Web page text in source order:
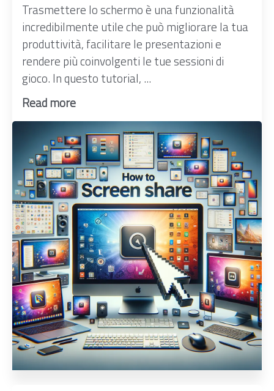
Trasmettere lo schermo è una funzionalità
incredibilmente utile che può migliorare la tua
produttività, facilitare le presentazioni e
rendere più coinvolgenti le tue sessioni di
gioco. In questo tutorial, ...
Read more